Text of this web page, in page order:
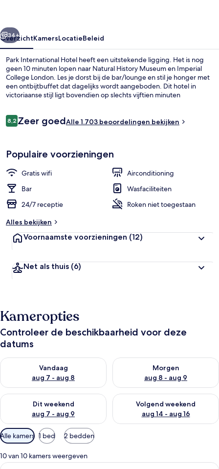
Volgende
34+
OverzichtKamersLocatieBeleid
Park International Hotel heeft een uitstekende ligging. Het is nog
geen 10 minuten lopen naar Natural History Museum en Imperial
College London. Les je dorst bij de bar/lounge en stil je honger met
een ontbijtbuffet dat dagelijks wordt aangeboden. Dit hotel in
victoriaanse stijl ligt bovendien op slechts vijftien minuten
bezienswaardigheden en de nabijheid van het openbaar vervoer:
Beoordelingen
8,28,2 op 10 –
Zeer goedAlle 1.703 beoordelingen bekijken
Populaire voorzieningen
Gratis wifi
Airconditioning
Bar
Wasfaciliteiten
24/7 receptie
Roken niet toegestaan
Alles bekijken
Voornaamste voorzieningen (12)
Net als thuis (6)
Kameropties
Controleer de beschikbaarheid voor deze
datums
Vandaag
aug 7 - aug 8
De beschikbaarheid controleren voor vanavond aug 7 - aug 8
Morgen
aug 8 - aug 9
De beschikbaarheid
Dit weekend
aug 7 - aug 9
De beschikbaarheid controleren voor dit weekend aug 7 -
Volgend weekend
aug 14 - aug 16
De beschikbaarheid
Beschikbare
filters
voor
kamers
Alle kamers 1 bed 2 bedden
10 van 10 kamers weergeven